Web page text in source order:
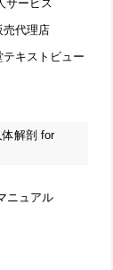
サービス
売代理店
キストビュー
解剖 for
ニュアル